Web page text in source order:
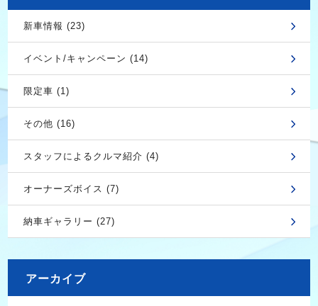
新車情報 (23)
イベント/キャンペーン (14)
限定車 (1)
その他 (16)
スタッフによるクルマ紹介 (4)
オーナーズボイス (7)
納車ギャラリー (27)
アーカイブ